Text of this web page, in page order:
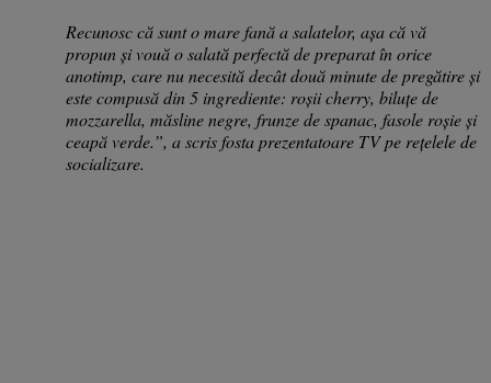
Recunosc că sunt o mare fană a salatelor, așa că vă
propun și vouă o salată perfectă de preparat în orice
anotimp, care nu necesită decât două minute de pregătire și
este compusă din 5 ingrediente: roșii cherry, biluțe de
mozzarella, măsline negre, frunze de spanac, fasole roșie și
ceapă verde.”, a scris fosta prezentatoare TV pe rețelele de
socializare.